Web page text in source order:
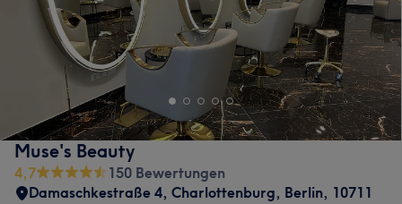
Muse's Beauty
4,7
150 Bewertungen
Damaschkestraße 4, Charlottenburg, Berlin, 10711